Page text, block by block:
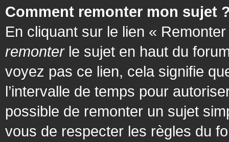
Comment remonter mon sujet
En cliquant sur le lien «
remonterle sujet en haut du
voyez pas ce lien, cela signifie
l’intervalle de temps pour
possible de remonter un sujet
vous de respecter les règles du